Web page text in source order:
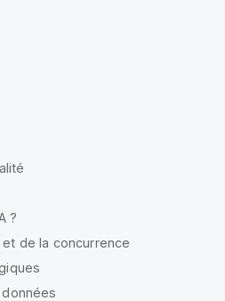
?
de la concurrence